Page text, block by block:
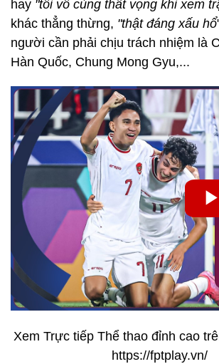
hay "tôi vô cùng thất vọng khi xem
khác thẳng thừng, "thật đáng xấu hổ
người cần phải chịu trách nhiệm là
Hàn Quốc, Chung Mong Gyu,...
Xem Trực tiếp Thể thao đỉnh cao
https://fptplay.vn/